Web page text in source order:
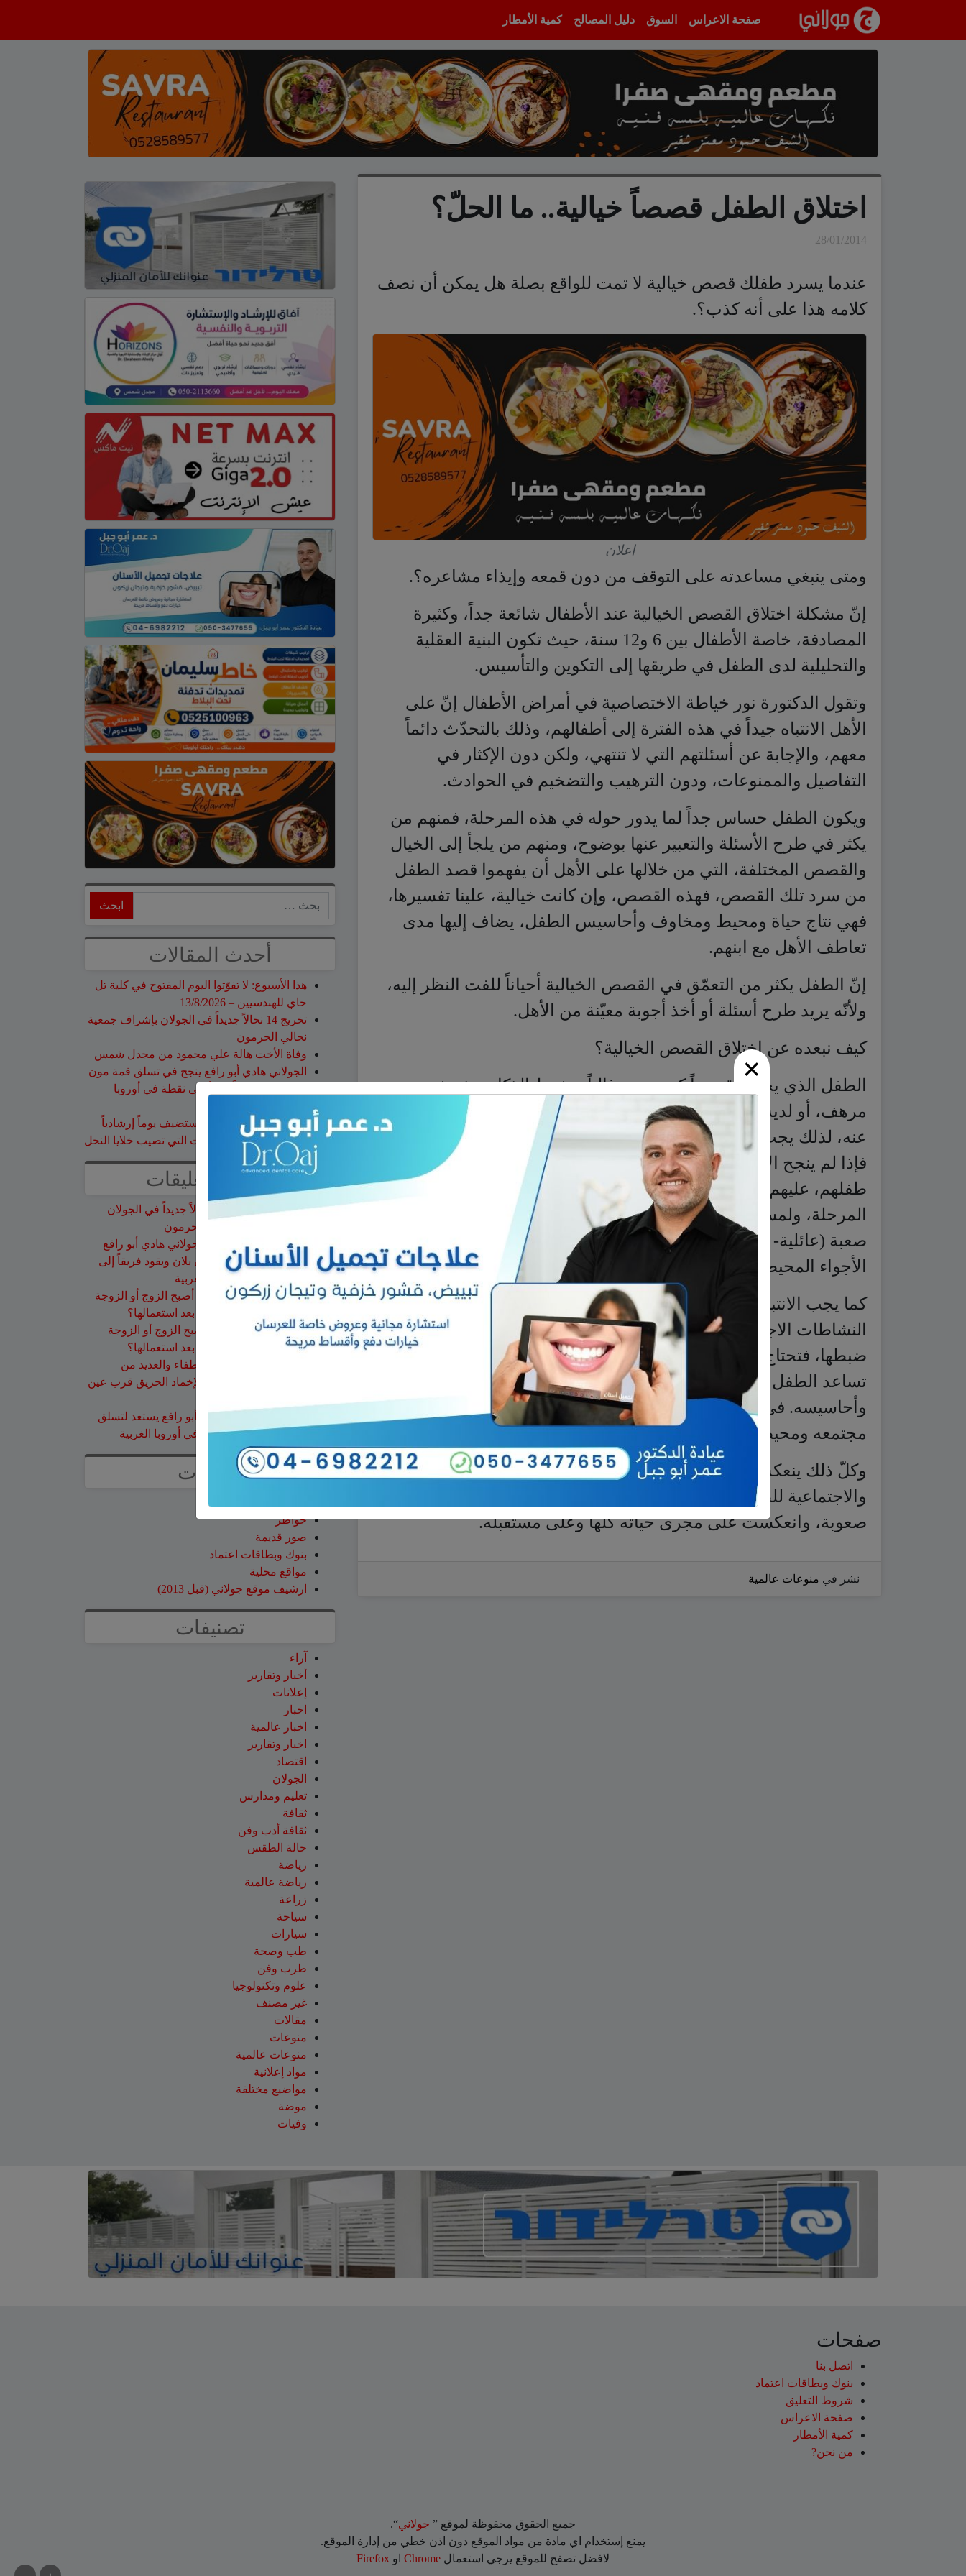
صفحة الاعراس
السوق دليل المصالح كمية الأمطار
×
اختلاق الطفل قصصاً خيالية.. ما الحلّ؟
28/01/2014
عندما يسرد طفلك قصص خيالية لا تمت للواقع بصلة هل يمكن أن نصف
كلامه هذا على أنه كذب؟.
إعلان
ومتى ينبغي مساعدته على التوقف من دون قمعه وإيذاء مشاعره؟.
إنّ مشكلة اختلاق القصص الخيالية عند الأطفال شائعة جداً، وكثيرة
المصادفة، خاصة الأطفال بين 6 و12 سنة، حيث تكون البنية العقلية
والتحليلية لدى الطفل في طريقها إلى التكوين والتأسيس.
وتقول الدكتورة نور خياطة الاختصاصية في أمراض الأطفال إنّ على
الأهل الانتباه جيداً في هذه الفترة إلى أطفالهم، وذلك بالتحدّث دائماً
معهم، والإجابة عن أسئلتهم التي لا تنتهي، ولكن دون الإكثار في
التفاصيل والممنوعات، ودون الترهيب والتضخيم في الحوادث.
ويكون الطفل حساس جداً لما يدور حوله في هذه المرحلة، فمنهم من
يكثر في طرح الأسئلة والتعبير عنها بوضوح، ومنهم من يلجأ إلى الخيال
والقصص المختلفة، التي من خلالها على الأهل أن يفهموا قصد الطفل
من سرد تلك القصص، فهذه القصص، وإن كانت خيالية، علينا تفسيرها،
فهي نتاج حياة ومحيط ومخاوف وأحاسيس الطفل، يضاف إليها مدى
تعاطف الأهل مع ابنهم.
إنّ الطفل يكثر من التعمّق في القصص الخيالية أحياناً للفت النظر إليه،
ولأنّه يريد طرح أسئلة أو أخذ أجوبة معيّنة من الأهل.
كيف نبعده عن اختلاق القصص الخيالية؟
الطفل الذي يختلق قصصاً كبيرة هو، غالباً، مفرط الذكاء، وذو شعور
مرهف، أو لديه خوف من حادث ما يخشى حدوثه، ولا يمكنه الإفصاح
عنه، لذلك يجب بكثرة بدء الكلام والمحادثة مع الطفل ومعرفة أعماقه،
فإذا لم ينجح الأهل في تغيير مجرى تلك القصص المفعمة بالكذب لدى
طفلهم، عليهم أن يستعينوا بطبيبهم لمساعدتهم على تخطّي تلك
المرحلة، ولمساعدة الطفل على استيعاب ما يجري حوله من ظروف
صعبة (عائلية- اجتماعية- اقتصادية)، وعلى الأهل أن يتعاونوا لتبديل
الأجواء المحيطة بالطفل، والتي تشكل ضغطاً نفسياً شديداً عليه.
كما يجب الانتباه إلى التغذية الجيدة والنوم الجيد وممارسة بعض
النشاطات الاجتماعية، لكن هناك بعض الحالات التي لا ينجح الأهل في
ضبطها، فتحتاج إلى مساعدة الطبيب وإعطاء بعض الأدوية اللطيفة التي
تساعد الطفل على الخروج من المتاهات التي يدور فيها تفكيره
وأحاسيسه. في حال عدم المعالجة سيدور الطفل في فلكه، وسيبتعد عن
مجتمعه ومحيطه العائلي، فينسج من خياله مجتمعاً خاصاً به يريحه.
وكلّ ذلك ينعكس، بطبيعة الحال، على الحياة الدراسية والعملية
والاجتماعية للطفل، وكلّما تقدمت الحالة زادت تعقيداً، وزادت معالجتها
صعوبة، وانعكست على مجرى حياته كلها وعلى مستقبله.
نشر في منوعات عالمية
أحدث المقالات
هذا الأسبوع: لا تفوّتوا اليوم المفتوح في كلية تل
حاي للهندسيين – 13/8/2026
تخريج 14 نحالاً جديداً في الجولان بإشراف جمعية
نحالي الحرمون
وفاة الأخت هالة علي محمود من مجدل شمس
الجولاني هادي أبو رافع ينجح في تسلق قمة مون
بلان ويقود فريقاً إلى أعلى نقطة في أوروبا
جمعية نحالي الحرمون تستضيف يوماً إرشادياً
مهماً حول مكافحة الآفات التي تصيب خلايا النحل
أحدث التعليقات
عزاتعلى
تخريج 14 نحالاً جديداً في الجولان
بإشراف جمعية نحالي الحرمون
عقاب ابو شاهين
الجولاني هادي أبو رافع
ينجح في تسلق قمة مون بلان ويقود فريقاً إلى
أعلى نقطة في أوروبا الغربية
سلمان أبو عوادعلى
هل أصبح الزوج أو الزوجة
مجرد سلعة نتخلص منها بعد استعمالها؟
طليع محمود
هل أصبح الزوج أو الزوجة
مجرد سلعة نتخلص منها بعد استعمالها؟
14 طاقم إطفاء والعديد من
طائرات إطفاء الحرائق لإخماد الحريق قرب عين
هادي أبو رافع يستعد لتسلق
“مون بلان”.. أعلى قمة في أوروبا الغربية
صفحات
خواطر
صور قديمة
بنوك وبطاقات اعتماد
مواقع محلية
ارشيف موقع جولاني (قبل 2013)
تصنيفات
آراء
أخبار وتقارير
إعلانات
اخبار
اخبار عالمية
اخبار وتقارير
اقتصاد
الجولان
تعليم ومدارس
ثقافة
ثقافة أدب وفن
حالة الطقس
رياضة
رياضة عالمية
زراعة
سياحة
سيارات
طب وصحة
طرب وفن
علوم وتكنولوجيا
غير مصنف
مقالات
منوعات
منوعات عالمية
مواد إعلانية
مواضيع مختلفة
موضة
وفيات
صفحات
اتصل بنا
بنوك وبطاقات اعتماد
شروط التعليق‎
صفحة الاعراس
كمية الأمطار
من نحن?
جميع الحقوق محفوظة لموقع ” جولاني“.
يمنع إستخدام اي مادة من مواد الموقع دون اذن خطي من إدارة الموقع.
لافضل تصفح للموقع يرجي استعمال Chrome او Firefox